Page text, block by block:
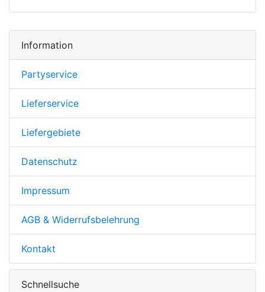
Information
Partyservice
Lieferservice
Liefergebiete
Datenschutz
Impressum
AGB & Widerrufsbelehrung
Kontakt
Schnellsuche